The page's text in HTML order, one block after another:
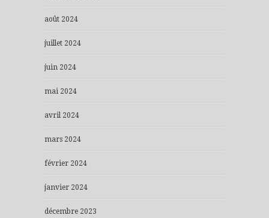
août 2024
juillet 2024
juin 2024
mai 2024
avril 2024
mars 2024
février 2024
janvier 2024
décembre 2023